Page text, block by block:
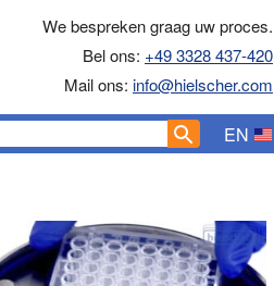
We bespreken graag uw proces.
Bel ons: +49 3328 437-420
Mail ons: info@hielscher.com
EN